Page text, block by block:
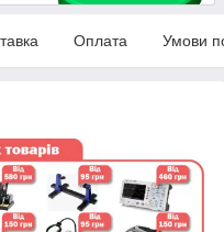
Оплата Умови